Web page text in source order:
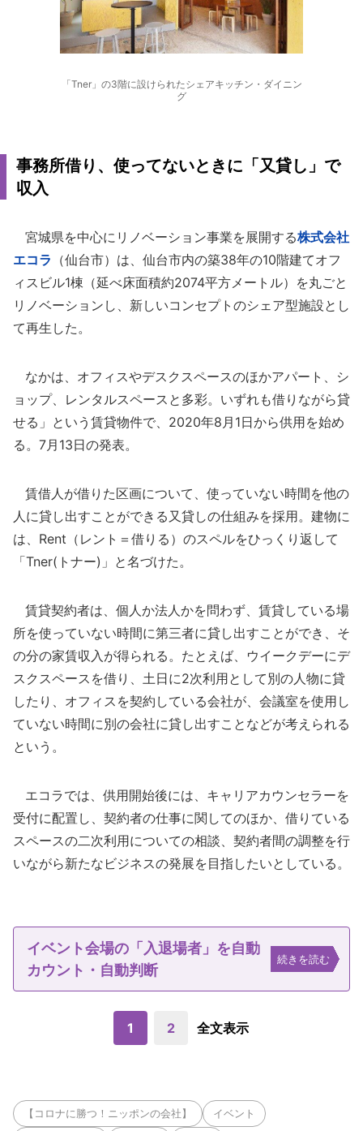
「Tner」の3階に設けられたシェアキッチン・ダイニン
グ
事務所借り、使ってないときに「又貸し」で
収入
宮城県を中心にリノベーション事業を展開する株式会社
エコラ （仙台市）は、仙台市内の築38年の10階建てオフ
ィスビル1棟（延べ床面積約2074平方メートル）を丸ごと
リノベーションし、新しいコンセプトのシェア型施設とし
て再生した。
なかは、オフィスやデスクスペースのほかアパート、シ
ョップ、レンタルスペースと多彩。いずれも借りながら貸
せる」という賃貸物件で、2020年8月1日から供用を始め
る。7月13日の発表。
賃借人が借りた区画について、使っていない時間を他の
人に貸し出すことができる又貸しの仕組みを採用。建物に
は、Rent（レント＝借りる）のスペルをひっくり返して
「Tner(トナー)」と名づけた。
賃貸契約者は、個人か法人かを問わず、賃貸している場
所を使っていない時間に第三者に貸し出すことができ、そ
の分の家賃収入が得られる。たとえば、ウイークデーにデ
スクスペースを借り、土日に2次利用として別の人物に貸
したり、オフィスを契約している会社が、会議室を使用し
ていない時間に別の会社に貸し出すことなどが考えられる
という。
エコラでは、供用開始後には、キャリアカウンセラーを
受付に配置し、契約者の仕事に関してのほか、借りている
スペースの二次利用についての相談、契約者間の調整を行
いながら新たなビジネスの発展を目指したいとしている。
イベント会場の「入退場者」を自動
カウント・自動判断
続きを読む
1 2 全文表示
【コロナに勝つ！ニッポンの会社】 イベント